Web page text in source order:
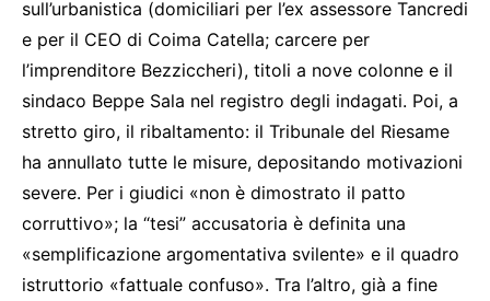
sull’urbanistica (domiciliari per l’ex assessore Tancredi
e per il CEO di Coima Catella; carcere per
l’imprenditore Bezziccheri), titoli a nove colonne e il
sindaco Beppe Sala nel registro degli indagati. Poi, a
stretto giro, il ribaltamento: il Tribunale del Riesame
ha annullato tutte le misure, depositando motivazioni
severe. Per i giudici «non è dimostrato il patto
corruttivo»; la “tesi” accusatoria è definita una
«semplificazione argomentativa svilente» e il quadro
istruttorio «fattuale confuso». Tra l’altro, già a fine